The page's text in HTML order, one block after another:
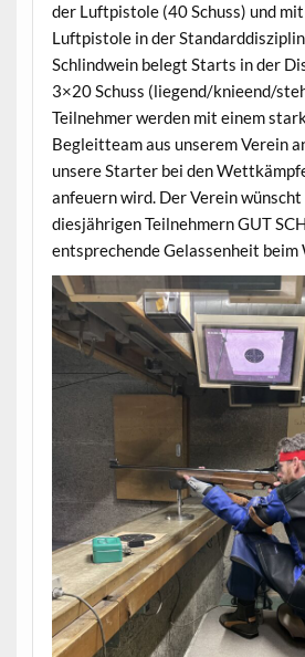
der Luftpistole (40 Schuss) und
Luftpistole in der
Schlindwein belegt Starts in der
3×20 Schuss (liegend/knieend/
Teilnehmer werden mit einem
Begleitteam aus unserem Verein
unsere Starter bei den
anfeuern wird. Der Verein wünscht
diesjährigen Teilnehmern GUT
entsprechende Gelassenheit